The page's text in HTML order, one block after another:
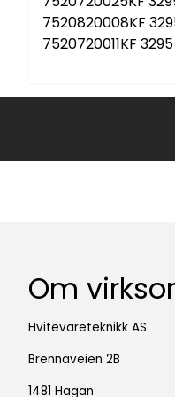
7520820008KF
7520720011KF
Om
Hvitevareteknikk AS
Brennaveien 2B
1481 Hagan